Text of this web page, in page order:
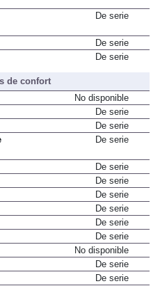
De serie
De serie
De serie
de confort
No disponible
De serie
De serie
De serie
De serie
De serie
De serie
De serie
De serie
De serie
No disponible
De serie
De serie